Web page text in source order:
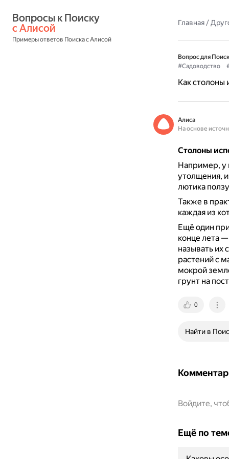
с Алисой
Примеры ответов Поиска с Алисой
Главная/
Вопрос для
#Садоводство
Как столоны
Алиса
На основе
Столоны
Например, у
утолщения,
лютика
Также в
каждая из
Ещё один
конце лета
называть их
растений с
мокрой
грунт на
0
Найти в
Войдите,
Ещё по